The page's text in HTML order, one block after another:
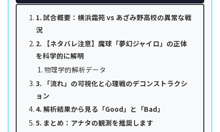
1. 試合概要：横浜霜苑 vs あざみ野高校の異常な戦
況
2. 【ネタバレ注意】魔球「夢幻ジャイロ」の正体
を科学的に解明
物理学的解析データ
3. 「流れ」の可視化と心理戦のデコンストラクシ
ョン
4. 解析結果から見る「Good」と「Bad」
5. まとめ：アナタの観測を推奨します